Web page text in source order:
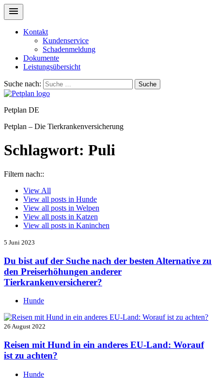
Kontakt
Kundenservice
Schadenmeldung
Dokumente
Leistungsübersicht
Suche nach: Suche
Petplan DE
Petplan – Die Tierkrankenversicherung
Schlagwort: Puli
Filtern nach::
View All
View all posts in Hunde
View all posts in Welpen
View all posts in Katzen
View all posts in Kaninchen
5 Juni 2023
Du bist auf der Suche nach der besten Alternative zu
den Preiserhöhungen anderer
Tierkrankenversicherer?
Hunde
26 August 2022
Reisen mit Hund in ein anderes EU-Land: Worauf
ist zu achten?
Hunde